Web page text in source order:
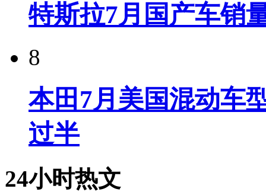
特斯拉7月国产车销
8
本田7月美国混动车
过半
24小时热文